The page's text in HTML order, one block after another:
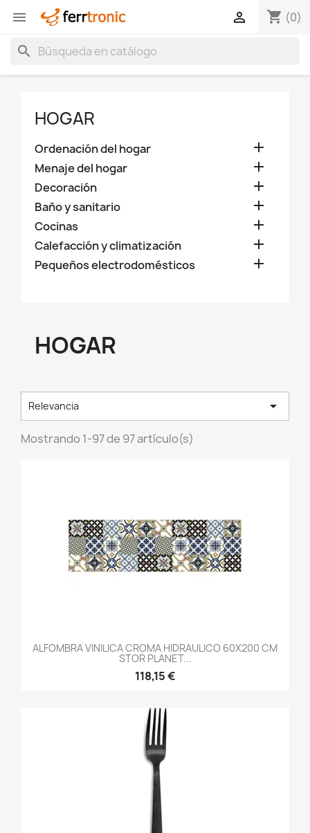
 shopping_cart (0)

search
HOGAR
Ordenación del hogar 
Menaje del hogar 
Decoración 
Baño y sanitario 
Cocinas 
Calefacción y climatización 
Pequeños electrodomésticos 
HOGAR
Relevancia 
Mostrando 1-97 de 97 artículo(s)
ALFOMBRA VINILICA CROMA HIDRAULICO 60X200 CM
STOR PLANET...
118,15 €